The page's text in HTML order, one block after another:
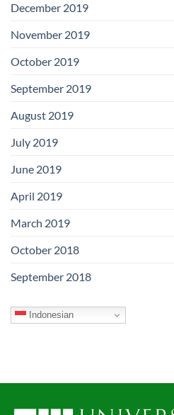
December 2019
November 2019
October 2019
September 2019
August 2019
July 2019
June 2019
April 2019
March 2019
October 2018
September 2018
Indonesian